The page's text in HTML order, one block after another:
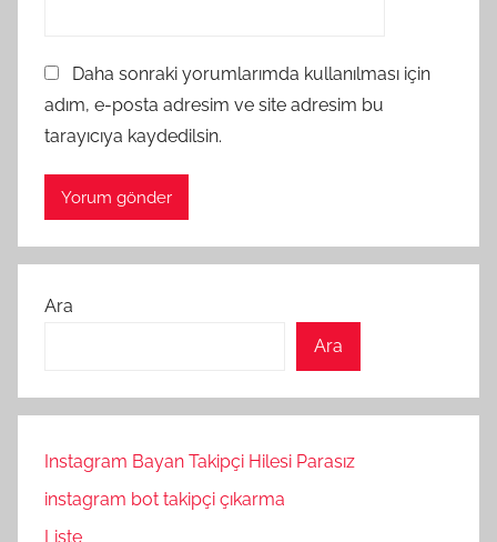
Daha sonraki yorumlarımda kullanılması için
adım, e-posta adresim ve site adresim bu
tarayıcıya kaydedilsin.
Ara
Ara
Instagram Bayan Takipçi Hilesi Parasız
instagram bot takipçi çıkarma
Liste